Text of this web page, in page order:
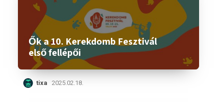
Ők a 10. Kerekdomb Fesztivál
első fellépői
tixa 2025.02.18.